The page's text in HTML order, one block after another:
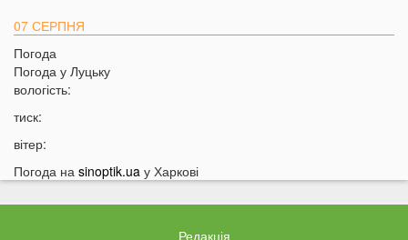
07 СЕРПНЯ
20:31
20:17
19:30
Назвали найжадібніших чоловіків за знаком Зодіаку
19:15
Ці речі категорично заборонено робити під час грози
На заході України чоловік впіймав 10-кілограмову
Погода
Погода у Луцьку
вологість:
тиск:
вітер:
Погода на sinoptik.ua у Харкові
Редакція